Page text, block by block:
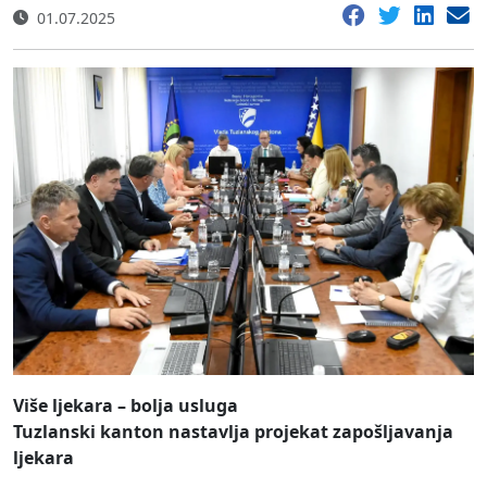
01.07.2025
Više ljekara – bolja usluga
Tuzlanski kanton nastavlja projekat zapošljavanja
ljekara